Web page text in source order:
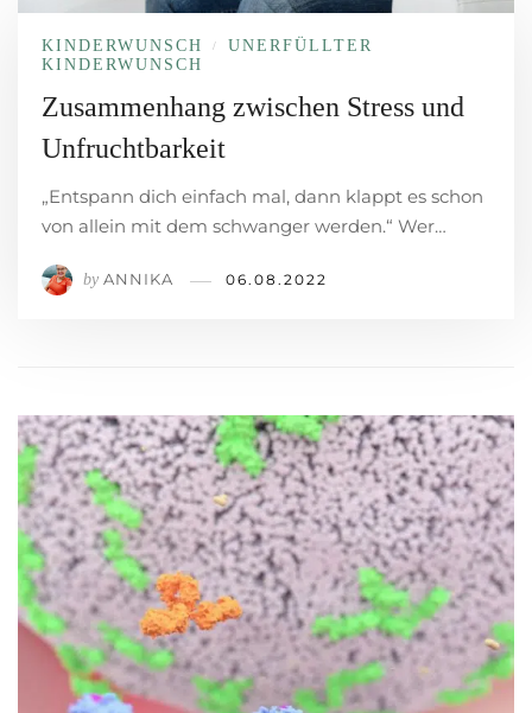
KINDERWUNSCH /
UNERFÜLLTER
KINDERWUNSCH
Zusammenhang zwischen Stress und
Unfruchtbarkeit
„Entspann dich einfach mal, dann klappt es schon
von allein mit dem schwanger werden.“ Wer…
by ANNIKA 06.08.2022